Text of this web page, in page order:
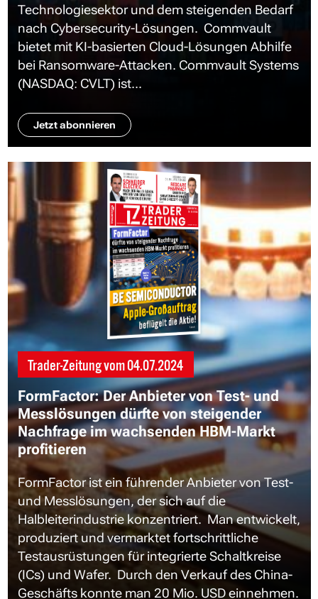
Technologiesektor und dem steigenden Bedarf
nach Cybersecurity-Lösungen. Commvault
bietet mit KI-basierten Cloud-Lösungen Abhilfe
bei Ransomware-Attacken. Commvault Systems
(NASDAQ: CVLT) ist...
Jetzt abonnieren
Trader-Zeitung vom04.07.2024
FormFactor: Der Anbieter von Test- und
Messlösungen dürfte von steigender
Nachfrage im wachsenden HBM-Markt
profitieren
FormFactor ist ein führender Anbieter von Test-
und Messlösungen, der sich auf die
Halbleiterindustrie konzentriert. Man entwickelt,
produziert und vermarktet fortschrittliche
Testausrüstungen für integrierte Schaltkreise
(ICs) und Wafer. Durch den Verkauf des China-
Geschäfts konnte man 20 Mio. USD einnehmen.